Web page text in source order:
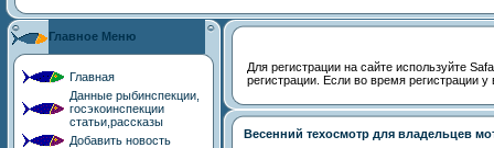
Главное Меню
Главная
Данные рыбинспекции,
госэкоинспекции
статьи,рассказы
Добавить новость
Для регистрации на сайте используйте
регистрации. Если во время регистрации
Весенний техосмотр для владельцев